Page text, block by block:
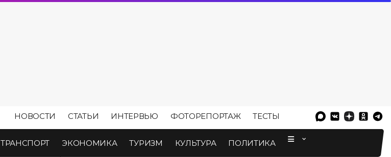
НОВОСТИ СТАТЬИ ИНТЕРВЬЮ ФОТОРЕПОРТАЖ ТЕСТЫ
ТРАНСПОРТ ЭКОНОМИКА ТУРИЗМ КУЛЬТУРА ПОЛИТИКА